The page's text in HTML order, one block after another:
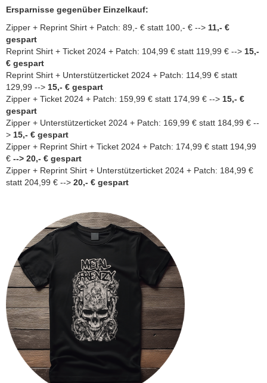
Ersparnisse gegenüber Einzelkauf:
Zipper + Reprint Shirt + Patch: 89,- € statt 100,- € --> 11,- €
gespart
Reprint Shirt + Ticket 2024 + Patch: 104,99 € statt 119,99 € --> 15,-
€ gespart
Reprint Shirt + Unterstützerticket 2024 + Patch: 114,99 € statt
129,99 --> 15,- € gespart
Zipper + Ticket 2024 + Patch: 159,99 € statt 174,99 € --> 15,- €
gespart
Zipper + Unterstützerticket 2024 + Patch: 169,99 € statt 184,99 € --
> 15,- € gespart
Zipper + Reprint Shirt + Ticket 2024 + Patch: 174,99 € statt 194,99
€ --> 20,- € gespart
Zipper + Reprint Shirt + Unterstützerticket 2024 + Patch: 184,99 €
statt 204,99 € --> 20,- € gespart